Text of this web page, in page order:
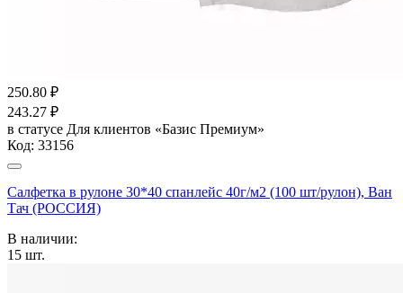
250.80 ₽
243.27 ₽
в статусе Для клиентов «Базис Премиум»
Код: 33156
Салфетка в рулоне 30*40 спанлейс 40г/м2 (100 шт/рулон), Ван
Тач (РОССИЯ)
В наличии:
15 шт.